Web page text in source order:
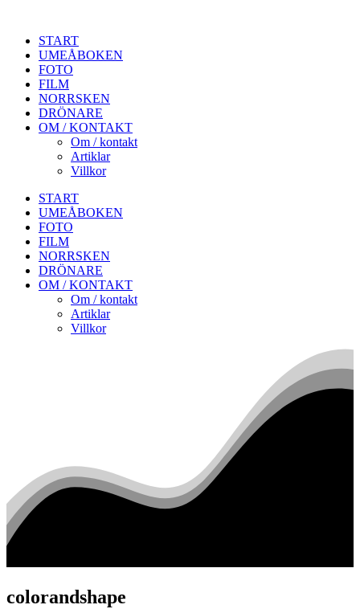
START
UMEÅBOKEN
FOTO
FILM
NORRSKEN
DRÖNARE
OM / KONTAKT
Om / kontakt
Artiklar
Villkor
START
UMEÅBOKEN
FOTO
FILM
NORRSKEN
DRÖNARE
OM / KONTAKT
Om / kontakt
Artiklar
Villkor
colorandshape